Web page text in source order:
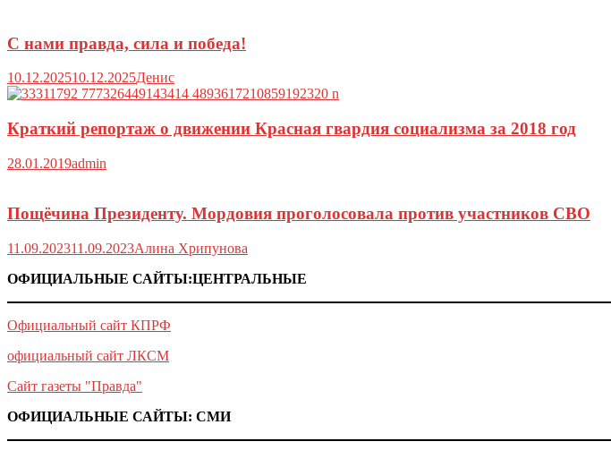
С нами правда, сила и победа!
10.12.202510.12.2025Денис
Краткий репортаж о движении Красная гвардия социализма за 2018 год
28.01.2019admin
Пощёчина Президенту. Мордовия проголосовала против участников СВО
11.09.202311.09.2023Алина Хрипунова
ОФИЦИАЛЬНЫЕ САЙТЫ:ЦЕНТРАЛЬНЫЕ
Официальный сайт КПРФ
официальный сайт ЛКСМ
Сайт газеты "Правда"
ОФИЦИАЛЬНЫЕ САЙТЫ: СМИ